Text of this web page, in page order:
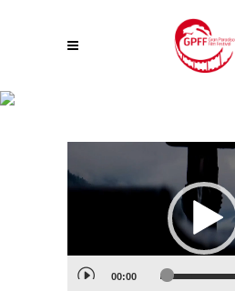
Player
00:00